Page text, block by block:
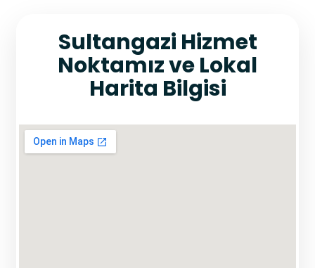
Sultangazi Hizmet
Noktamız ve Lokal
Harita Bilgisi